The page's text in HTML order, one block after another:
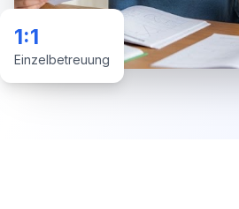
1:1
Einzelbetreuung